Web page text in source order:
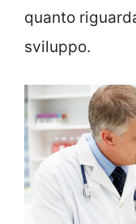
quanto
sviluppo.